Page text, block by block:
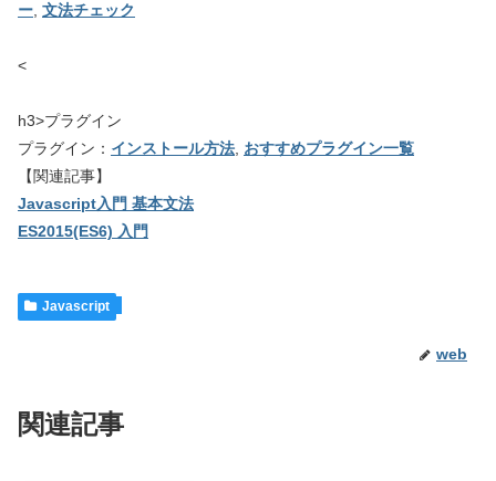
ー 文法チェック
<
h3>プラグイン
プラグイン： インストール方法, おすすめプラグイン一覧
【関連記事】
Javascript入門 基本文法
ES2015(ES6) 入門
Javascript
web
関連記事